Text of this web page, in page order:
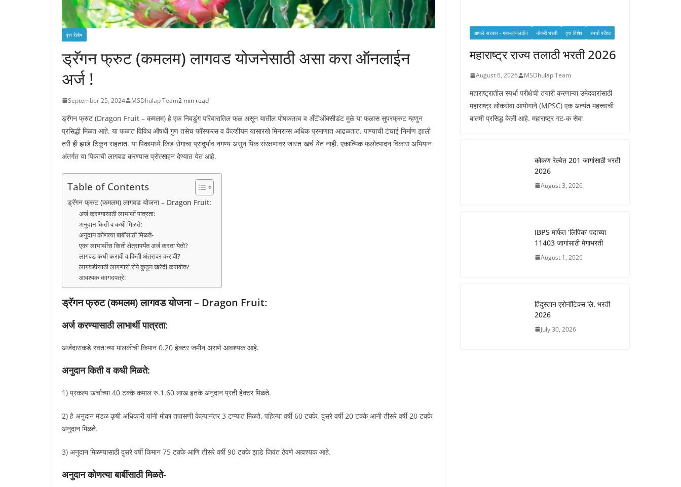
वृत्त विशेष
ड्रॅगन फ्रुट (कमलम) लागवड योजनेसाठी असा करा ऑनलाईन
अर्ज !
September 25, 2024 MSDhulap Team2 min read
ड्रॅगन फ्रुट (Dragon Fruit – कमलम) हे एक निवडुंग परिवारातिल फळ असून यातील पोषकतत्व व अँटीऑक्सीडंट मुळे या फळास सुपरफ्रुट म्हणुन
प्रसिद्धी मिळत आहे. या फळात विविध औषधी गुण तसेच फॉस्फरस व कैल्शीयम यासारखे मिनरल्स अधिक प्रमाणात आढळतात. पाण्याची टंचाई निर्माण झाली
तरी ही झाडे टिकून राहतात. या पिकामध्ये किड रोगाचा प्रादुर्भाव नगण्य असुन पिक संरक्षणावर जास्त खर्च येत नाही. एकात्मिक फलोत्पादन विकास अभियान
अंतर्गत या पिकाची लागवड करण्यास प्रोत्साहन देण्यात येत आहे.
Table of Contents
ड्रॅगन फ्रुट (कमलम) लागवड योजना – Dragon Fruit:
अर्ज करण्यासाठी लाभार्थी पात्रता:
अनुदान किती व कधी मिळते:
अनुदान कोणत्या बाबींसाठी मिळते-
एका लाभार्थीस किती क्षेत्रापर्यंत अर्ज करता येतो?
लागवड कधी करावी व किती अंतरावर करावी?
लागवडीसाठी लागणारी रोपे कुठून खरेदी करावीत?
आवश्यक कागदपत्रे:
ड्रॅगन फ्रुट (कमलम) लागवड योजना – Dragon Fruit:
अर्ज करण्यासाठी लाभार्थी पात्रता:
अर्जदाराकडे स्वत:च्या मालकीची किमान 0.20 हेक्टर जमीन असणे आवश्यक आहे.
अनुदान किती व कधी मिळते:
1) प्रकल्प खर्चाच्या 40 टक्के कमाल रु.1.60 लाख इतके अनुदान प्रती हेक्टर मिळते.
2) हे अनुदान मंडळ कृषी अधिकारी यांनी मोका तपासणी केल्यानंतर 3 टप्प्यात मिळते. पहिल्या वर्षी 60 टक्के, दुसरे वर्षी 20 टक्के आनी तीसरे वर्षी 20 टक्के
अनुदान मिळते.
3) अनुदान मिळण्यासाठी दुसरे वर्षी किमान 75 टक्के आणि तीसरे वर्षी 90 टक्के झाडे जिवंत ठेवणे आवश्यक आहे.
अनुदान कोणत्या बाबींसाठी मिळते-
आपले सरकार - महा-ऑनलाईन नोकरी भरती वृत्त विशेष स्पर्धा परीक्षा
महाराष्ट्र राज्य तलाठी भरती 2026
August 6, 2026 MSDhulap Team
महाराष्ट्रातील स्पर्धा परीक्षेची तयारी करणाऱ्या उमेदवारांसाठी
महाराष्ट्र लोकसेवा आयोगाने (MPSC) एक अत्यंत महत्त्वाची
बातमी प्रसिद्ध केली आहे. महाराष्ट्र गट-क सेवा
कोकण रेल्वेत 201 जागांसाठी भरती
2026
August 3, 2026
IBPS मार्फत ‘लिपिक’ पदाच्या
11403 जागांसाठी मेगाभरती
August 1, 2026
हिंदुस्तान एरोनॉटिक्स लि. भरती
2026
July 30, 2026